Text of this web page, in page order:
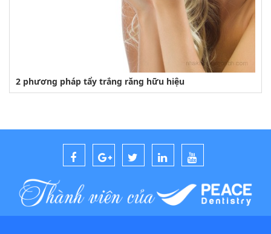
2 phương pháp tẩy trắng răng hữu hiệu